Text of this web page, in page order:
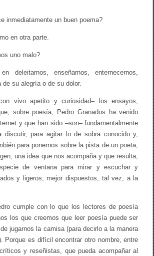
inmediatamente un buen poema?
en otra parte.
uno malo?
deleitarnos, enseñarnos, enternecernos,
de su alegría o de su dolor.
vivo apetito y curiosidad– los ensayos,
sobre poesía, Pedro Granados ha venido
y que han sido –son– fundamentalmente
discutir, para agitar lo de sobra conocido y,
para ponernos sobre la pista de un poeta,
una idea que nos acompaña y que resulta,
de ventana para mirar y escuchar y
y ligeros; mejor dispuestos, tal vez, a la
cumple con lo que los lectores de poesía
los que creemos que leer poesía puede ser
jugarnos la camisa (para decirlo a la manera
Porque es difícil encontrar otro nombre, entre
y reseñistas, que pueda acompañar al